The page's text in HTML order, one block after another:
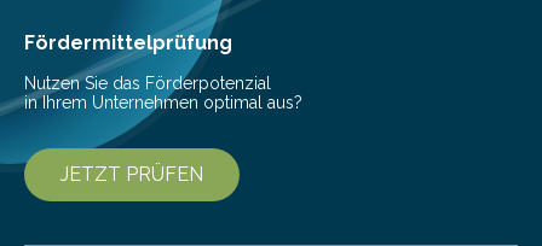
Ergebnisse wurden in…
Fördermittelprüfung
Nutzen Sie das Förderpotenzial
in Ihrem Unternehmen optimal aus?
JETZT PRÜFEN